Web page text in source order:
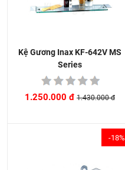
Kệ Gương Inax KF-642V MS
Series
1.250.000 đ 1.430.000 đ
-18%